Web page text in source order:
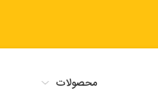
محصولات